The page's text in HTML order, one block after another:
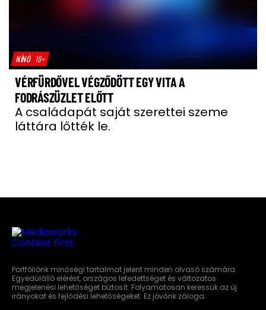
NÍNÓ 18+
VÉRFÜRDŐVEL VÉGZŐDÖTT EGY VITA A
FODRÁSZÜZLET ELŐTT
A családapát saját szerettei szeme
láttára lőtték le.
Portfóliónk minőségi tartalmat jelent minden olvasó számára.
Egyedülálló elérést, országos lefedettséget és változatos
megjelenési lehetőséget biztosít. Folyamatosan keressük az új
irányokat és fejlődési lehetőségeket. Ez jövőnk záloga.